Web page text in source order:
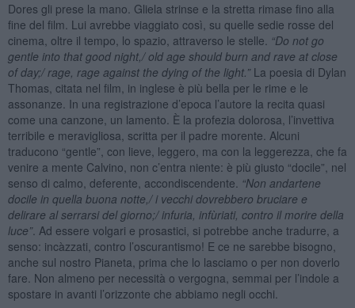
Dores gli prese la mano. Gliela strinse e la stretta rimase fino alla
fine del film. Lui avrebbe viaggiato così, su quelle sedie rosse del
cinema, oltre il tempo, lo spazio, attraverso le stelle. “Do not go
gentle into that good night,/ old age should burn and rave at close
of day;/ rage, rage against the dying of the light.” La poesia di Dylan
Thomas, citata nel film, in inglese è più bella per le rime e le
assonanze. In una registrazione d’epoca l’autore la recita quasi
come una canzone, un lamento. È la profezia dolorosa, l’invettiva
terribile e meravigliosa, scritta per il padre morente. Alcuni
traducono “gentle”, con lieve, leggero, ma con la leggerezza, che fa
venire a mente Calvino, non c’entra niente: è più giusto “docile”, nel
senso di calmo, deferente, accondiscendente. “Non andartene
docile in quella buona notte,/ i vecchi dovrebbero bruciare e
delirare al serrarsi del giorno;/ infuria, infùriati, contro il morire della
luce”. Ad essere volgari e prosastici, si potrebbe anche tradurre, a
senso: incàzzati, contro l’oscurantismo! E ce ne sarebbe bisogno,
anche sul nostro Pianeta, prima che lo lasciamo o per non doverlo
fare. Non almeno per necessità o vergogna, semmai per l’indole a
spostare in avanti l’orizzonte che abbiamo negli occhi.